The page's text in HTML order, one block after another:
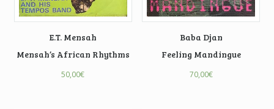
E.T. Mensah
Mensah’s African Rhythms
50,00€
Baba Djan
Feeling Mandingue
70,00€